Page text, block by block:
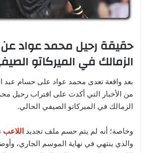
حقيقة رحيل محمد عواد
الزمالك في الميركاتو
بعد واقعة تعدى محمد عواد على حسام عبد
من الأخبار التي أكدت على اقتراب رحيل
الزمالك في الميركاتو الصيفي الحالي.
وخاصة؛ أنه لم يتم حسم ملف تجديد اللاعب
والذي ينتهي في نهاية الموسم الجاري،